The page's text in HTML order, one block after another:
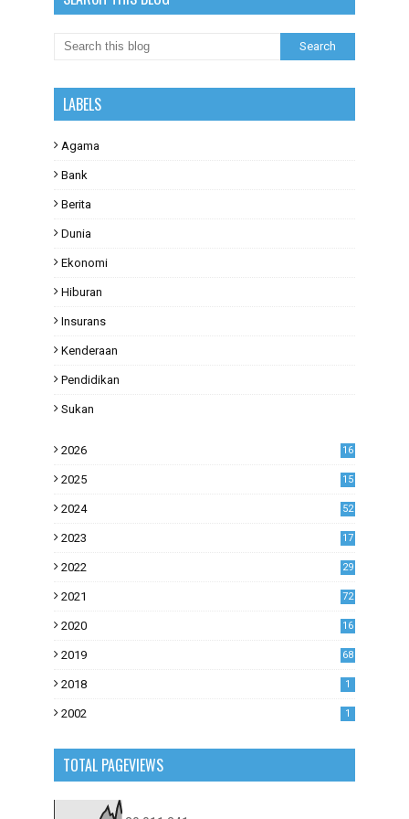
LABELS
Agama
Bank
Berita
Dunia
Ekonomi
Hiburan
Insurans
Kenderaan
Pendidikan
Sukan
2026 16
2025 15
2024 52
2023
17
2022
29
2021
72
2020
16
2019
68
2018 1
2002 1
TOTAL PAGEVIEWS